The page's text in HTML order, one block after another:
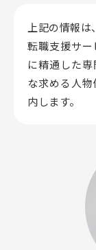
上記の情報は
転職支援サ
に精通した専
な求める人
内します。